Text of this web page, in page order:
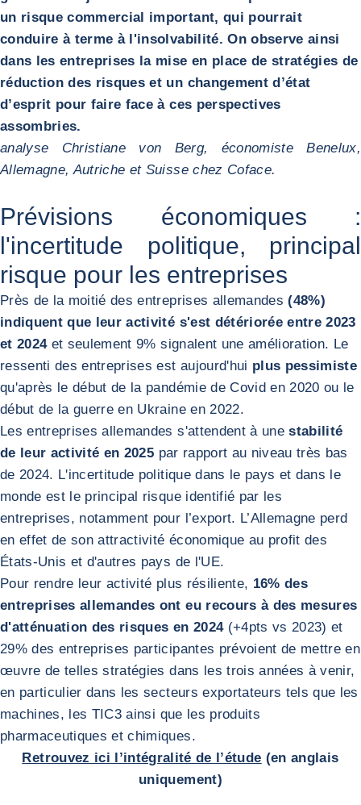
un risque commercial important, qui pourrait
conduire à terme à l'insolvabilité. On observe ainsi
dans les entreprises la mise en place de stratégies de
réduction des risques et un changement d’état
d’esprit pour faire face à ces perspectives
assombries.
analyse Christiane von Berg, économiste Benelux,
Allemagne, Autriche et Suisse chez Coface.
Prévisions économiques :
l'incertitude politique, principal
risque pour les entreprises
Près de la moitié des entreprises allemandes(48%)
indiquent que leur activité s'est détériorée entre 2023
et 2024et seulement 9% signalent une amélioration. Le
ressenti des entreprises est aujourd'hui plus pessimiste
qu'après le début de la pandémie de Covid en 2020 ou le
début de la guerre en Ukraine en 2022.
Les entreprises allemandes s'attendent à unestabilité
de leur activité en 2025 par rapport au niveau très bas
de 2024. L'incertitude politique dans le pays et dans le
monde est le principal risque identifié par les
entreprises, notamment pour l’export. L’Allemagne perd
en effet de son attractivité économique au profit des
États-Unis et d'autres pays de l'UE.
Pour rendre leur activité plus résiliente, 16% des
entreprises allemandes ont eu recours à des mesures
d'atténuation des risques en 2024(+4pts vs 2023) et
29% des entreprises participantes prévoient de mettre en
œuvre de telles stratégies dans les trois années à venir,
en particulier dans les secteurs exportateurs tels que les
machines, les TIC3 ainsi que les produits
pharmaceutiques et chimiques.
Retrouvez ici l’intégralité de l’étude (en anglais
uniquement)